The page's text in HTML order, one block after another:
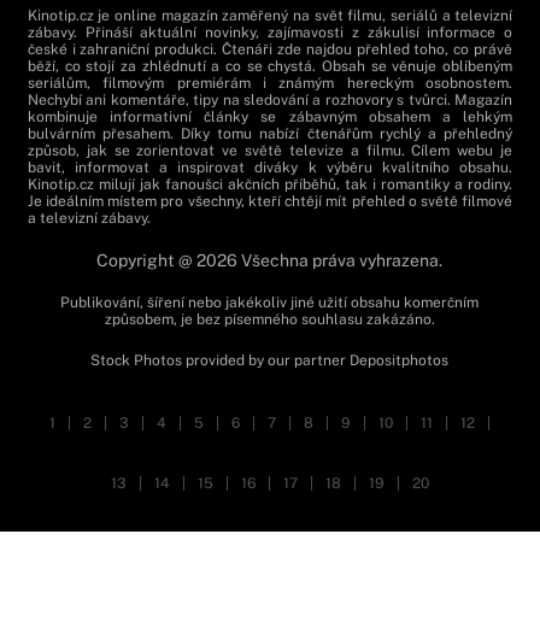
Kinotip.cz je online magazín zaměřený na svět filmu, seriálů a televizní
zábavy. Přináší aktuální novinky, zajímavosti z zákulisí informace o
české i zahraniční produkci. Čtenáři zde najdou přehled toho, co právě
běží, co stojí za zhlédnutí a co se chystá. Obsah se věnuje oblíbeným
seriálům, filmovým premiérám i známým hereckým osobnostem.
Nechybí ani komentáře, tipy na sledování a rozhovory s tvůrci. Magazín
kombinuje informativní články se zábavným obsahem a lehkým
bulvárním přesahem. Díky tomu nabízí čtenářům rychlý a přehledný
způsob, jak se zorientovat ve světě televize a filmu. Cílem webu je
bavit, informovat a inspirovat diváky k výběru kvalitního obsahu.
Kinotip.cz milují jak fanoušci akčních příběhů, tak i romantiky a rodiny.
Je ideálním místem pro všechny, kteří chtějí mít přehled o světě filmové
a televizní zábavy.
Copyright @ 2026 Všechna práva vyhrazena.
Publikování, šíření nebo jakékoliv jiné užití obsahu komerčním
způsobem, je bez písemného souhlasu zakázáno.
Stock Photos provided by our partner Depositphotos
1 2 3 4 5 6 7 8 9 10 11 12
13 14 15 16 17 18 19 20